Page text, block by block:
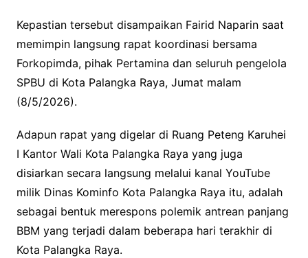
Kepastian tersebut disampaikan Fairid Naparin saat
memimpin langsung rapat koordinasi bersama
Forkopimda, pihak Pertamina dan seluruh pengelola
SPBU di Kota Palangka Raya, Jumat malam
(8/5/2026).
Adapun rapat yang digelar di Ruang Peteng Karuhei
I Kantor Wali Kota Palangka Raya yang juga
disiarkan secara langsung melalui kanal YouTube
milik Dinas Kominfo Kota Palangka Raya itu, adalah
sebagai bentuk merespons polemik antrean panjang
BBM yang terjadi dalam beberapa hari terakhir di
Kota Palangka Raya.